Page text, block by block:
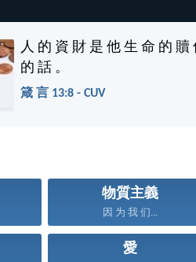
人 的 資 財 是 他 生 命 的
的 話 。
箴 言 13:8 - CUV
物質主義
因 为 我 们...
愛